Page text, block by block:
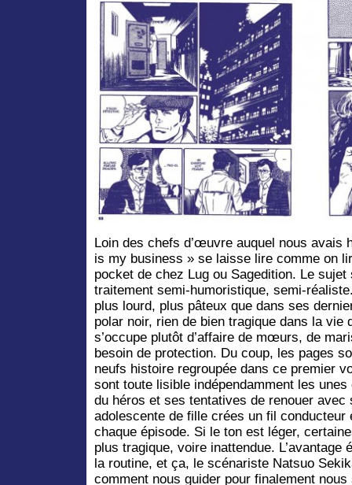
Loin des chefs d’œuvre auquel nous avais
is my business » se laisse lire comme on
pocket de chez Lug ou Sagedition. Le
traitement semi-humoristique, semi-
plus lourd, plus pâteux que dans ses
polar noir, rien de bien tragique dans la vie
s’occupe plutôt d’affaire de mœurs, de
besoin de protection. Du coup, les pages
neufs histoire regroupée dans ce premier
sont toute lisible indépendamment les
du héros et ses tentatives de renouer avec
adolescente de fille crées un fil conducteur
chaque épisode. Si le ton est léger,
plus tragique, voire inattendue. L’avantage
la routine, et ça, le scénariste Natsuo
comment nous guider pour finalement nous